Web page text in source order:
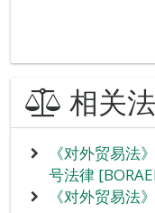
相关
《对外贸易法
号法律
《对外贸易法